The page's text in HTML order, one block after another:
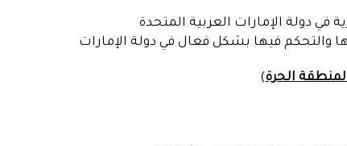
دولة الإمارات العربية المتحدة
والتحكم فيها بشكل فعال في دولة الإمارات
الحرة)